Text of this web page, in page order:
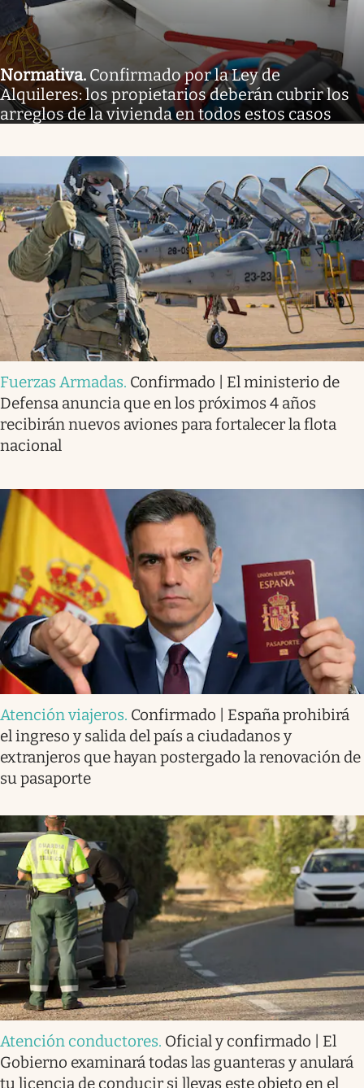
Normativa. Confirmado por la Ley de
Alquileres: los propietarios deberán cubrir los
arreglos de la vivienda en todos estos casos
Fuerzas Armadas. Confirmado | El ministerio de
Defensa anuncia que en los próximos 4 años
recibirán nuevos aviones para fortalecer la flota
nacional
Atención viajeros. Confirmado | España prohibirá
el ingreso y salida del país a ciudadanos y
extranjeros que hayan postergado la renovación de
su pasaporte
Atención conductores. Oficial y confirmado | El
Gobierno examinará todas las guanteras y anulará
tu licencia de conducir si llevas este objeto en el